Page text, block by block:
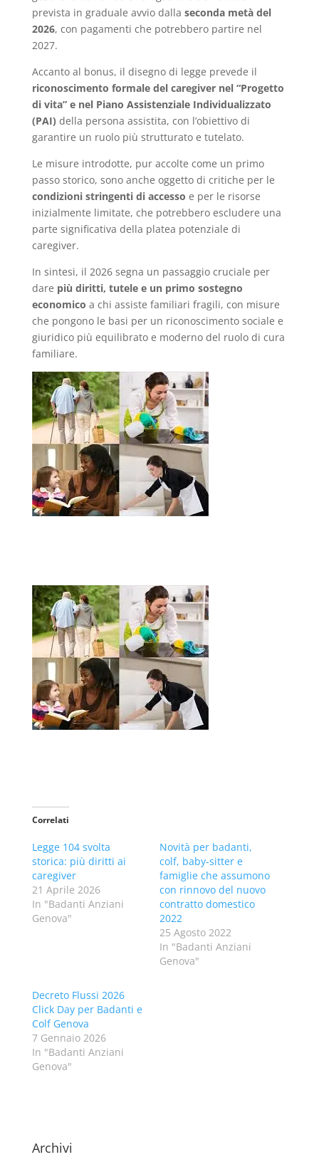
prevista in graduale avvio dalla seconda metà del
2026, con pagamenti che potrebbero partire nel
2027.
Accanto al bonus, il disegno di legge prevede il
riconoscimento formale del caregiver nel “Progetto
di vita” e nel Piano Assistenziale Individualizzato
(PAI) della persona assistita, con l’obiettivo di
garantire un ruolo più strutturato e tutelato.
Le misure introdotte, pur accolte come un primo
passo storico, sono anche oggetto di critiche per le
condizioni stringenti di accesso e per le risorse
inizialmente limitate, che potrebbero escludere una
parte significativa della platea potenziale di
caregiver.
In sintesi, il 2026 segna un passaggio cruciale per
dare più diritti, tutele e un primo sostegno
economico a chi assiste familiari fragili, con misure
che pongono le basi per un riconoscimento sociale e
giuridico più equilibrato e moderno del ruolo di cura
familiare.
Correlati
Legge 104 svolta
storica: più diritti ai
caregiver
21 Aprile 2026
In "Badanti Anziani
Genova"
Novità per badanti,
colf, baby-sitter e
famiglie che assumono
con rinnovo del nuovo
contratto domestico
2022
25 Agosto 2022
In "Badanti Anziani
Genova"
Decreto Flussi 2026
Click Day per Badanti e
Colf Genova
7 Gennaio 2026
In "Badanti Anziani
Genova"
Archivi